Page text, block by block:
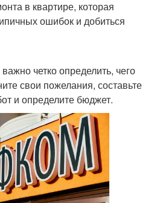
в квартире, которая
ошибок и добиться
четко определить, чего
свои пожелания, составьте
и определите бюджет.